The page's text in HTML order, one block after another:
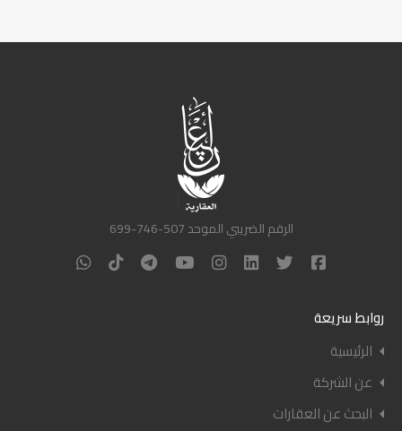
الرقم الضريبي الموحد 507-746-699
روابط سريعة
الرئيسية
عن الشركة
البحث عن العقارات